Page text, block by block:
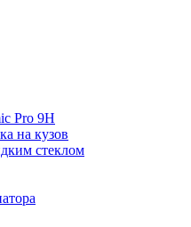
Pro 9H
на кузов
стеклом